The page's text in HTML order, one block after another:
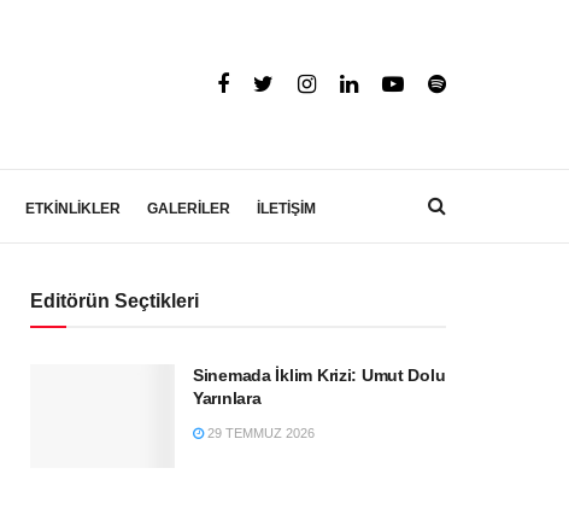
ETKİNLİKLER GALERİLER İLETİŞİM
Editörün Seçtikleri
Sinemada İklim Krizi: Umut Dolu
Yarınlara
29 TEMMUZ 2026